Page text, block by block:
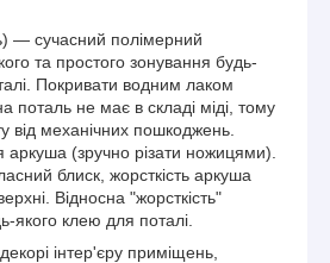
— сучасний полімерний
та простого зонування будь-
Покривати водним лаком
не має в складі міді, тому
від механічних пошкоджень.
(зручно різати ножицями).
блиск, жорсткість аркуша
Відносна "жорсткість"
якого клею для поталі.
інтер'єру приміщень,